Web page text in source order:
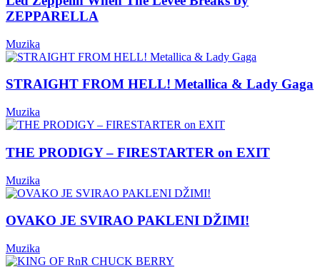
ZEPPARELLA
Muzika
STRAIGHT FROM HELL! Metallica & Lady Gaga
Muzika
THE PRODIGY – FIRESTARTER on EXIT
Muzika
OVAKO JE SVIRAO PAKLENI DŽIMI!
Muzika